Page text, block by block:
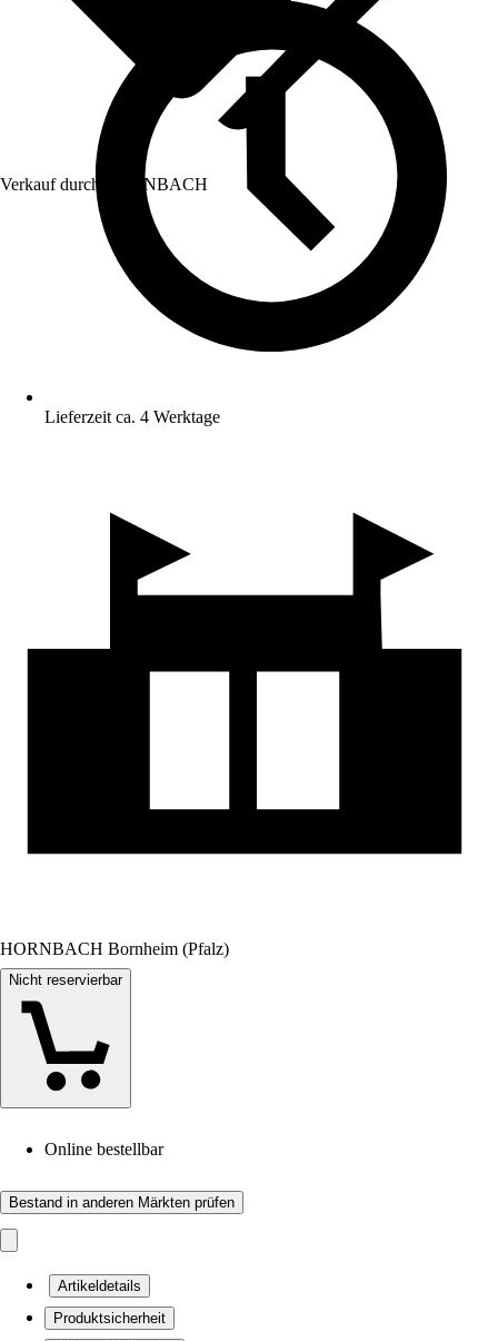
Verkauf durch: HORNBACH
Lieferzeit ca. 4 Werktage
HORNBACH Bornheim (Pfalz)
Nicht reservierbar
Online bestellbar
Bestand in anderen Märkten prüfen
Artikeldetails
Produktsicherheit